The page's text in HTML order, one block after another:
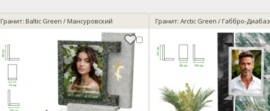
Гранит: Baltic Green / Мансуровский Гранит: Arctic Green / Габбро-Диабаз